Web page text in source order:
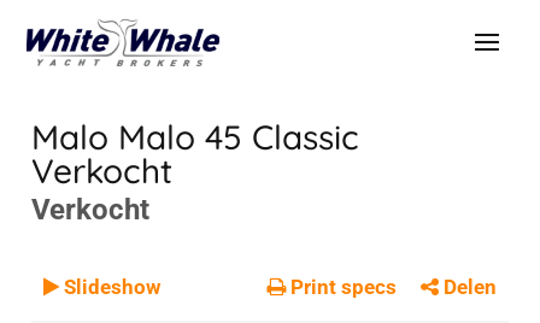
Malo Malo 45 Classic
Verkocht
Verkocht
VERKOCHT
Verkocht
Slideshow Print specs Delen